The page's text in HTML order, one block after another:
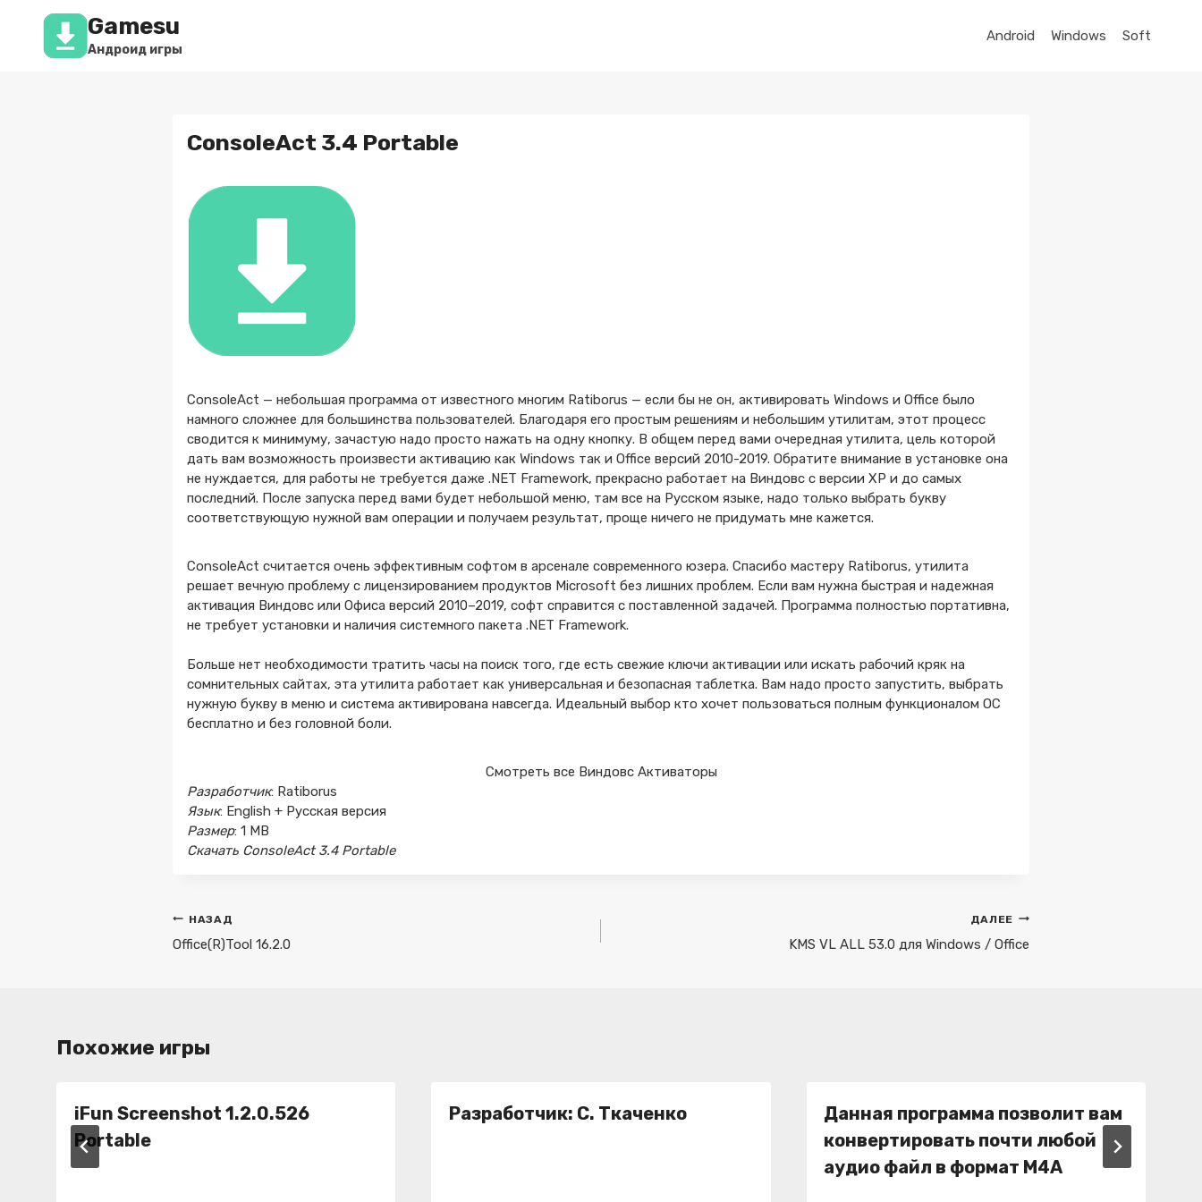
Перейти
содержимому
Gamesu
Андроид игры
Android Windows Soft
ConsoleAct 3.4 Portable
ConsoleAct — небольшая программа от известного многим Ratiborus — если бы не он, активировать Windows и Office было
намного сложнее для большинства пользователей. Благодаря его простым решениям и небольшим утилитам, этот процесс
сводится к минимуму, зачастую надо просто нажать на одну кнопку. В общем перед вами очередная утилита, цель которой
дать вам возможность произвести активацию как Windows так и Office версий 2010-2019. Обратите внимание в установке она
не нуждается, для работы не требуется даже .NET Framework, прекрасно работает на Виндовс с версии XP и до самых
последний. После запуска перед вами будет небольшой меню, там все на Русском языке, надо только выбрать букву
соответствующую нужной вам операции и получаем результат, проще ничего не придумать мне кажется.
ConsoleAct считается очень эффективным софтом в арсенале современного юзера. Спасибо мастеру Ratiborus, утилита
решает вечную проблему с лицензированием продуктов Microsoft без лишних проблем. Если вам нужна быстрая и надежная
активация Виндовс или Офиса версий 2010–2019, софт справится с поставленной задачей. Программа полностью портативна,
не требует установки и наличия системного пакета .NET Framework.
Больше нет необходимости тратить часы на поиск того, где есть свежие ключи активации или искать рабочий кряк на
сомнительных сайтах, эта утилита работает как универсальная и безопасная таблетка. Вам надо просто запустить, выбрать
нужную букву в меню и система активирована навсегда. Идеальный выбор кто хочет пользоваться полным функционалом ОС
бесплатно и без головной боли.
Смотреть все Виндовс Активаторы
Разработчик: Ratiborus
Язык: English + Русская версия
Размер: 1 MB
Скачать ConsoleAct 3.4 Portable
Навигация
по
НАЗАД
Office(R)Tool 16.2.0
ДАЛЕЕ
KMS VL ALL 53.0 для Windows / Office
Похожие игры
iFun Screenshot 1.2.0.526
Portable
Разработчик: С. Ткаченко
Данная программа позволит вам
конвертировать почти любой
аудио файл в формат M4A